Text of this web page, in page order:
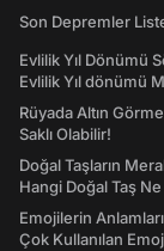
Son Depremler
Evlilik Yıl Dönümü
Evlilik Yıl dönümü
Rüyada Altın
Saklı Olabilir!
Doğal Taşların
Hangi Doğal Taş
Emojilerin
Çok Kullanılan